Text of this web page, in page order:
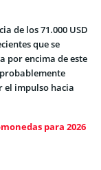
de los 71.000 USD
que se
por encima de este
el impulso hacia
para 2026